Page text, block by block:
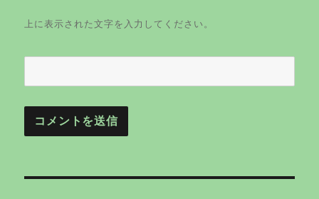
上に表示された文字を入力してください。